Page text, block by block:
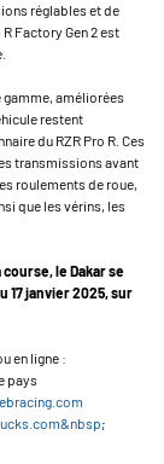
réglables et de
Factory Gen 2 est
gamme, améliorées
restent
du RZR Pro R. Ces
transmissions avant
roulements de roue,
que les vérins, les
le Dakar se
17 janvier 2025, sur
en ligne :
pays
;